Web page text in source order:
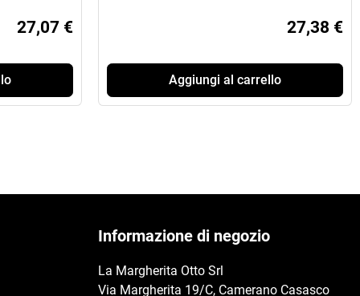
27,07 € 27,38 €
Aggiungi al carrello
Informazione di negozio
La Margherita Otto Srl
Via Margherita 19/C, Camerano Casasco